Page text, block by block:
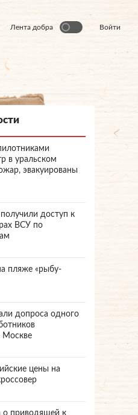
Лента добра Войти
в уральском
эвакуированы
доступ к
ВСУ по
пляже «рыбу-
допроса одного
Москве
цены на
о приводящей к